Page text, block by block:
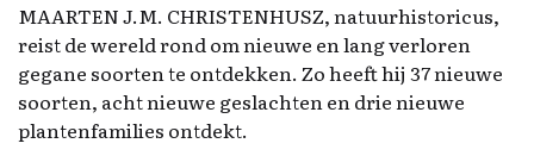
MAARTEN J.M. CHRISTENHUSZ, natuurhistoricus,
reist de wereld rond om nieuwe en lang verloren
gegane soorten te ontdekken. Zo heeft hij 37 nieuwe
soorten, acht nieuwe geslachten en drie nieuwe
plantenfamilies ontdekt.